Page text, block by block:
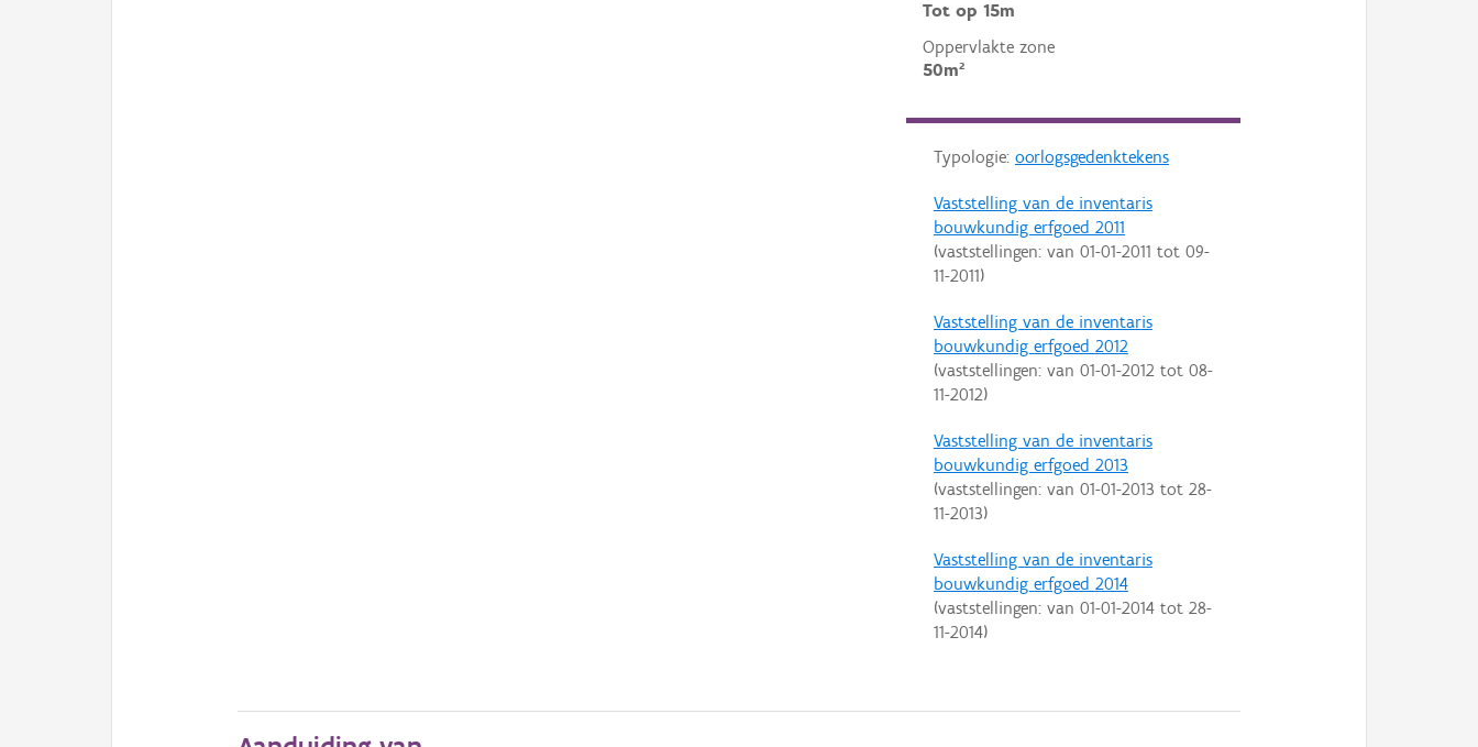
Tot op 15m
Oppervlakte zone
50m²
Typologie: oorlogsgedenktekens
Vaststelling van de inventaris
bouwkundig erfgoed 2011
(vaststellingen: van 01-01-2011 tot 09-
11-2011)
Vaststelling van de inventaris
bouwkundig erfgoed 2012
(vaststellingen: van 01-01-2012tot 08-
11-2012)
Vaststelling van de inventaris
bouwkundig erfgoed 2013
(vaststellingen: van 01-01-2013 tot 28-
11-2013)
Vaststelling van de inventaris
bouwkundig erfgoed 2014
(vaststellingen: van 01-01-2014tot 28-
11-2014)